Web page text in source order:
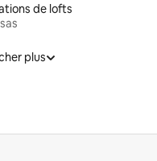
de lofts
plus